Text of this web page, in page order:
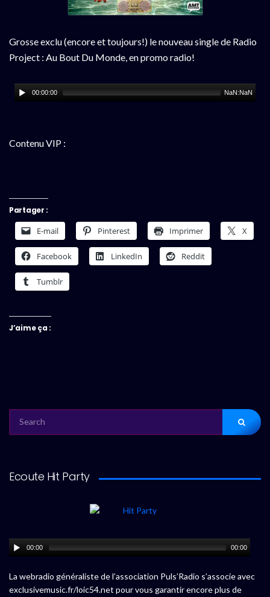
Grosse exclu (encore et toujours!) le nouveau single de Radio
Project : Au Bout Du Monde, en promo radio!
00:00:00 NaN:NaN
Contenu VIP :
Partager :
E-mail Pinterest Imprimer X
Facebook LinkedIn Reddit
Tumblr
J’aime ça :
FOR:
Ecoute Hit Party
00:00 00:00
La webradio généraliste de l’association Puls’Radio s’associe avec
exclusivemusic.fr/loic54.net pour vous garantir encore plus de